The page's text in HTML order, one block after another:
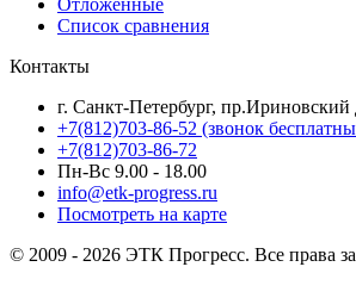
Отложенные
Список сравнения
Контакты
г. Санкт-Петербург, пр.Ириновский
+7(812)703-86-52 (звонок
+7(812)703-86-72
Пн-Вс 9.00 - 18.00
info@etk-progress.ru
Посмотреть на карте
© 2009 - 2026 ЭТК Прогресс. Все права